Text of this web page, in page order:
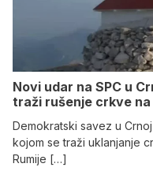
Novi udar na SPC u
traži rušenje crkve na
Demokratski savez u
kojom se traži uklanjanje
Rumije […]